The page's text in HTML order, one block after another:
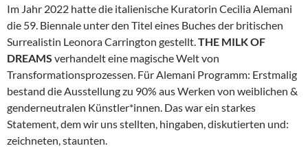
Im Jahr 2022 hatte die italienische Kuratorin Cecilia Alemani
die 59. Biennale unter den Titel eines Buches der britischen
Surrealistin Leonora Carrington gestellt.THE MILK OF
DREAMS verhandelt eine magische Welt von
Transformationsprozessen. Für Alemani Programm: Erstmalig
bestand die Ausstellung zu 90% aus Werken von weiblichen &
genderneutralen Künstler*innen. Das war ein starkes
Statement, dem wir uns stellten, hingaben, diskutierten und:
zeichneten, staunten.